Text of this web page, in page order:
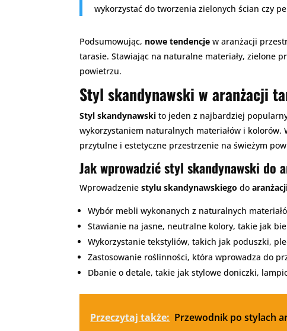
wykorzystać do tworzenia zielonych ścian czy
Podsumowując, nowe tendencje w aranżacji
tarasie. Stawiając na naturalne materiały, zielone
powietrzu.
Styl skandynawski w aranżacji
Styl skandynawski to jeden z najbardziej
wykorzystaniem naturalnych materiałów i
przytulne i estetyczne przestrzenie na świeżym
Jak wprowadzić styl skandynawski do
Wprowadzeniestylu skandynawskiego do
Wybór mebli wykonanych z naturalnych
Stawianie na jasne, neutralne kolory, takie jak
Wykorzystanie tekstyliów, takich jak poduszki,
Zastosowanie roślinności, która wprowadza do
Dbanie o detale, takie jak stylowe doniczki,
Przeczytaj także: Przewodnik po stylach